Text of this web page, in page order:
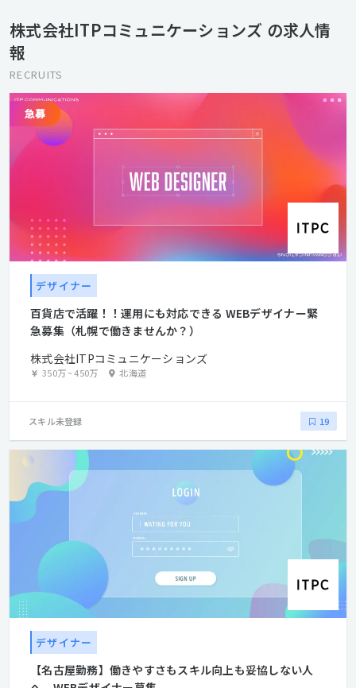
を“動かす”ことにあります。
株式会社ITPコミュニケーションズ の求人情
報
RECRUITS
デザイナー
百貨店で活躍！！運用にも対応できる WEBデザイナー緊
急募集（札幌で働きませんか？）
株式会社ITPコミュニケーションズ
350万~450万 北海道
スキル未登録 19
デザイナー
【名古屋勤務】働きやすさもスキル向上も妥協しない人